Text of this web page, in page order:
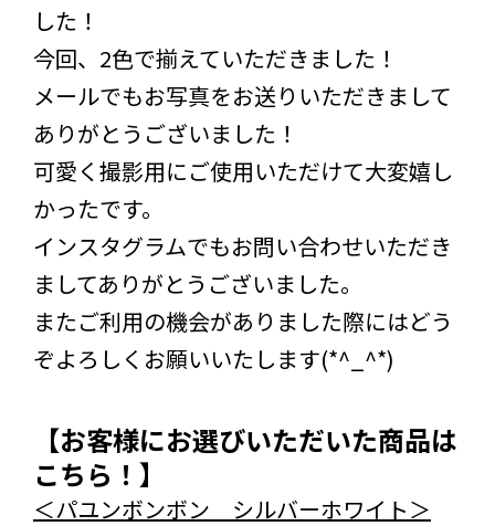
した！
今回、2色で揃えていただきました！
メールでもお写真をお送りいただきまして
ありがとうございました！
可愛く撮影用にご使用いただけて大変嬉し
かったです。
インスタグラムでもお問い合わせいただき
ましてありがとうございました。
またご利用の機会がありました際にはどう
ぞよろしくお願いいたします(*^_^*)
【お客様にお選びいただいた商品は
こちら！】
＜パユンボンボン シルバーホワイト＞